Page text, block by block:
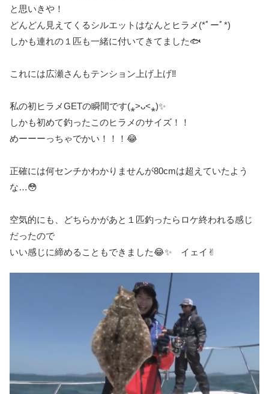
と思いきや！
どんどん見えてくるシルエットはなんとヒラメ(*ﾟーﾟ*)
しかも連れの１匹も一緒に付いてきてました🐟
これには広瀬さんもテンション上げ上げ‼️
私の初ヒラメGETの瞬間です(⁎˃ᴗ˂⁎)✨
しかも初めて釣ったこのヒラメのサイズ！！
めーーーっちゃでかい！！！😂
正確には何センチかわかりませんが80cmは超えていたよう
な…😳
空気的にも、どちらかがあと１匹釣ったらロケ終われる感じ
だったので
いい感じに締めることもできました😂✨ イェイ✌︎